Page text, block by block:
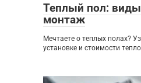
Теплый пол:
монтаж
Мечтаете о теплых полах?
установке и стоимости